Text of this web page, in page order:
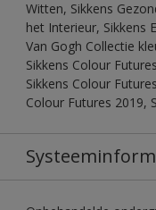
Witten, Sikkens
het Interieur, Sikkens
Van Gogh Collectie
Sikkens Colour
Sikkens Colour
Colour Futures 2019,